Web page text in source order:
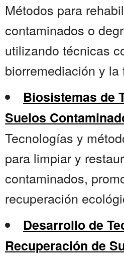
Métodos para
contaminados o
utilizando técnicas
biorremediación y
Biosistemas de
Suelos
Tecnologías y
para limpiar y
contaminados,
recuperación
Desarrollo de
Recuperación de